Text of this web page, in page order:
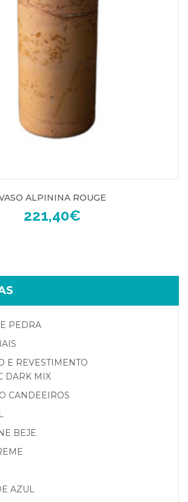
ALPININA ROUGE
221,40€
PEDRA
E REVESTIMENTO
DARK MIX
CANDEEIROS
BEJE
AZUL